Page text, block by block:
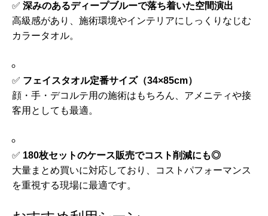
✅ 深みのあるディープブルーで落ち着いた空間演出
高級感があり、施術環境やインテリアにしっくりなじむ
カラータオル。
✅ フェイスタオル定番サイズ（34×85cm）
顔・手・デコルテ用の施術はもちろん、アメニティや接
客用としても最適。
✅ 180枚セットのケース販売でコスト削減にも◎
大量まとめ買いに対応しており、コストパフォーマンス
を重視する現場に最適です。